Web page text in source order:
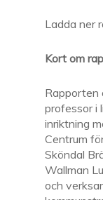
Ladda ner
Kort om
Rapporten
professor i
inriktning
Centrum
Sköndal
Wallman
och